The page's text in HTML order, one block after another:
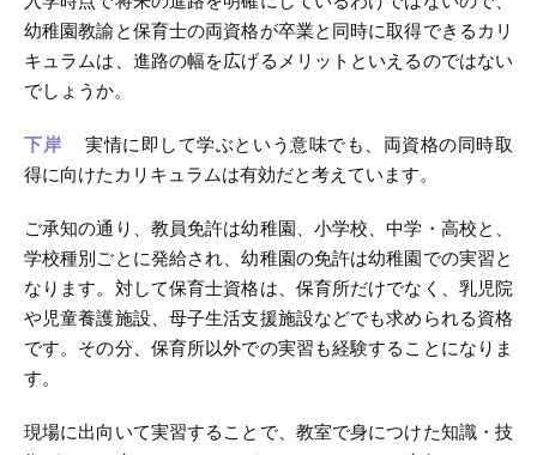
幼稚園教諭と保育士の両資格が卒業と同時に取得できるカリ
キュラムは、進路の幅を広げるメリットといえるのではない
でしょうか。
下岸 実情に即して学ぶという意味でも、両資格の同時取
得に向けたカリキュラムは有効だと考えています。
ご承知の通り、教員免許は幼稚園、小学校、中学・高校と、
学校種別ごとに発給され、幼稚園の免許は幼稚園での実習と
なります。対して保育士資格は、保育所だけでなく、乳児院
や児童養護施設、母子生活支援施設などでも求められる資格
です。その分、保育所以外での実習も経験することになりま
す。
現場に出向いて実習することで、教室で身につけた知識・技